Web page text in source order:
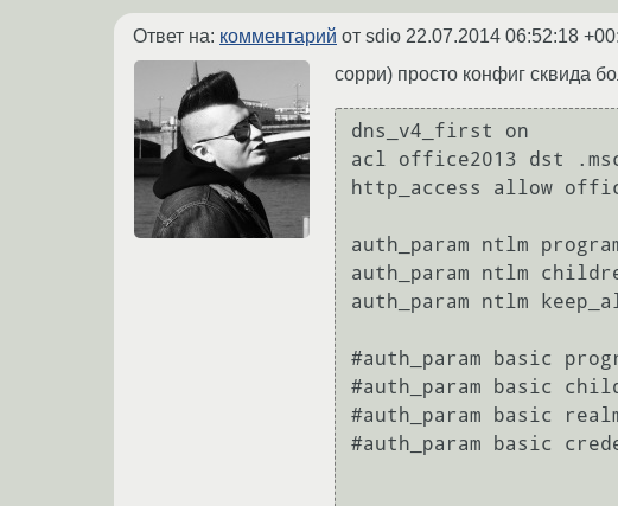
Ответ на: комментарий от sdio 22.07.2014 06:52:18
сорри) просто конфиг сквида
dns_v4_first on
acl office2013 dst
http_access allow
auth_param ntlm
auth_param ntlm
auth_param ntlm
#auth_param basic
#auth_param basic
#auth_param basic realm
#auth_param basic